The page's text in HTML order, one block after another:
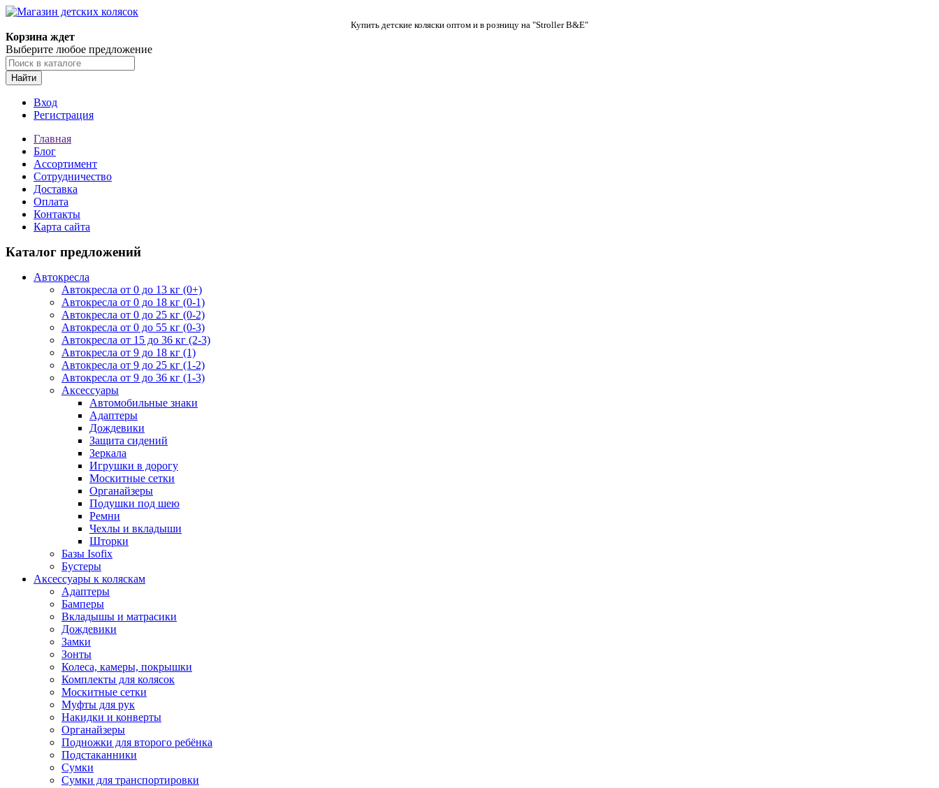
Купить детские коляски оптом и в розницу на "Stroller B&E"
Корзина ждет
Выберите любое предложение
Найти
Вход
Регистрация
Главная
Блог
Ассортимент
Сотрудничество
Доставка
Оплата
Контакты
Карта сайта
Каталог предложений
Автокресла
Автокресла от 0 до 13 кг (0+)
Автокресла от 0 до 18 кг (0-1)
Автокресла от 0 до 25 кг (0-2)
Автокресла от 0 до 55 кг (0-3)
Автокресла от 15 до 36 кг (2-3)
Автокресла от 9 до 18 кг (1)
Автокресла от 9 до 25 кг (1-2)
Автокресла от 9 до 36 кг (1-3)
Аксессуары
Автомобильные знаки
Адаптеры
Дождевики
Защита сидений
Зеркала
Игрушки в дорогу
Москитные сетки
Органайзеры
Подушки под шею
Ремни
Чехлы и вкладыши
Шторки
Базы Isofix
Бустеры
Аксессуары к коляскам
Адаптеры
Бамперы
Вкладышы и матрасики
Дождевики
Замки
Зонты
Колеса, камеры, покрышки
Комплекты для колясок
Москитные сетки
Муфты для рук
Накидки и конверты
Органайзеры
Подножки для второго ребёнка
Подстаканники
Сумки
Сумки для транспортировки